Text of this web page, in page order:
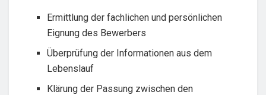
Ermittlung der fachlichen und persönlichen
Eignung des Bewerbers
Überprüfung der Informationen aus dem
Lebenslauf
Klärung der Passung zwischen den